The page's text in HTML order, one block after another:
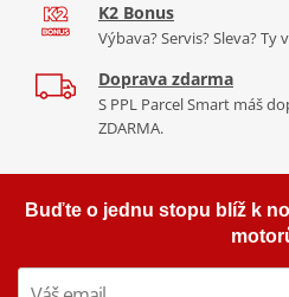
FUNKCE
poškození při pádech či nárazech
Pryžové vložky pohlcující nárazy
K2 Bonus
Výbava? Servis? Sleva?
Doprava zdarma
S PPL Parcel Smart máš
ZDARMA.
Buďte o jednu stopu blíž k